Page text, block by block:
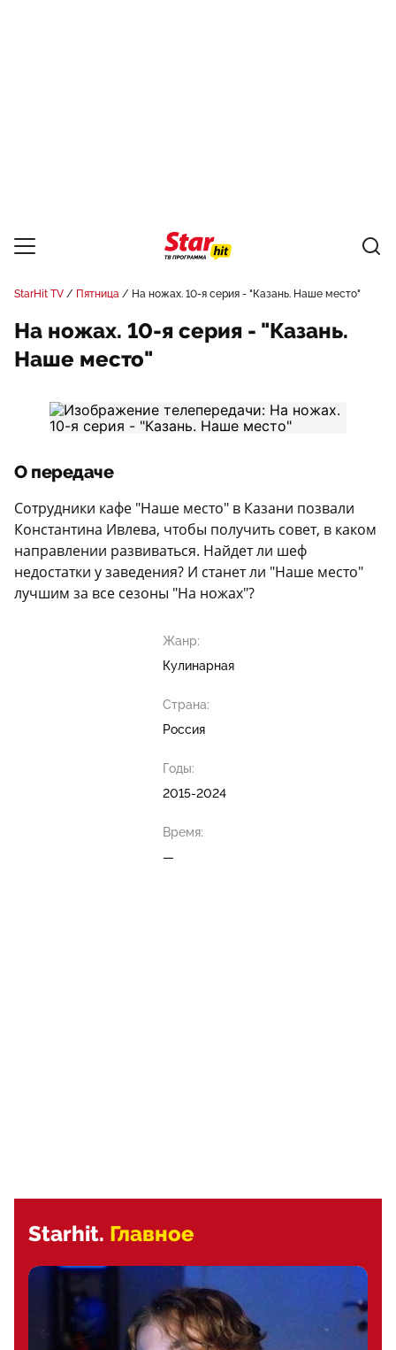
StarHit TV Пятница На ножах. 10-я серия - "Казань. Наше место"
На ножах. 10-я серия - "Казань.
Наше место"
О передаче
Сотрудники кафе "Наше место" в Казани позвали
Константина Ивлева, чтобы получить совет, в каком
направлении развиваться. Найдет ли шеф
недостатки у заведения? И станет ли "Наше место"
лучшим за все сезоны "На ножах"?
Жанр:
Кулинарная
Страна:
Россия
Годы:
2015-2024
Время:
—
Starhit. Главное